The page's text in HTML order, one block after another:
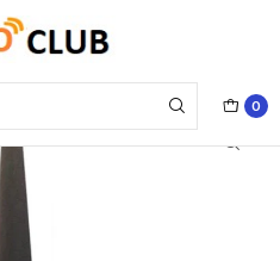
0
antena para PRO5150/7150